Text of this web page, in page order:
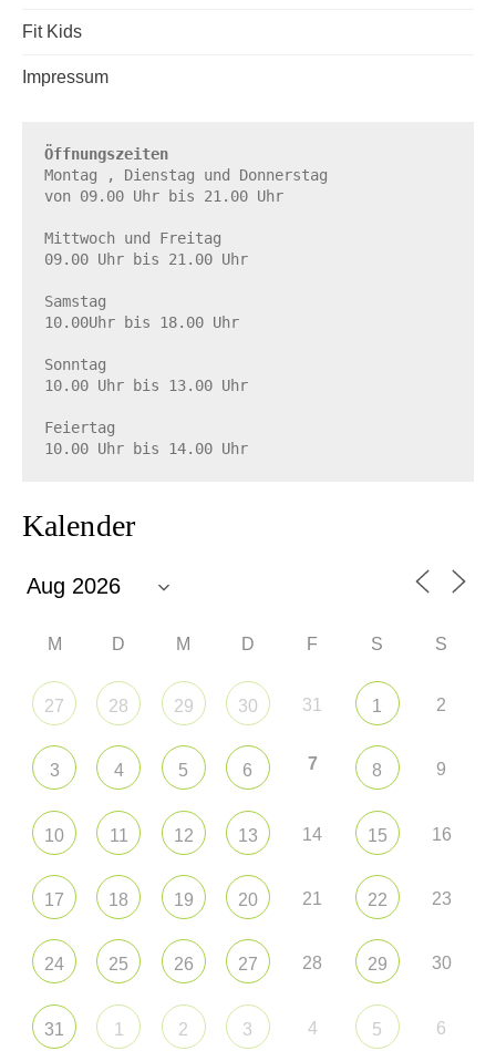
Fit Kids
Impressum
Öffnungszeiten
Montag , Dienstag und Donnerstag
von 09.00 Uhr bis 21.00 Uhr
Mittwoch und Freitag
09.00 Uhr bis 21.00 Uhr
Samstag
10.00Uhr bis 18.00 Uhr
Sonntag
10.00 Uhr bis 13.00 Uhr
Feiertag
10.00 Uhr bis 14.00 Uhr
Kalender
M D M D F S S
27 28 29 30 31 1 2
3 4 5 6 7 8 9
10 11 12 13 14 15 16
17 18 19 20 21 22 23
24 25 26 27 28 29 30
31 1 2 3 4 5 6